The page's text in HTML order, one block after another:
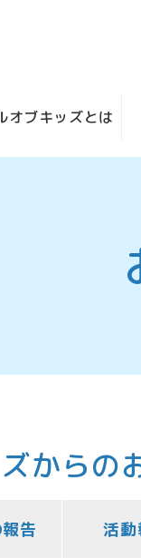
オブキッズとは
からの
告 活動